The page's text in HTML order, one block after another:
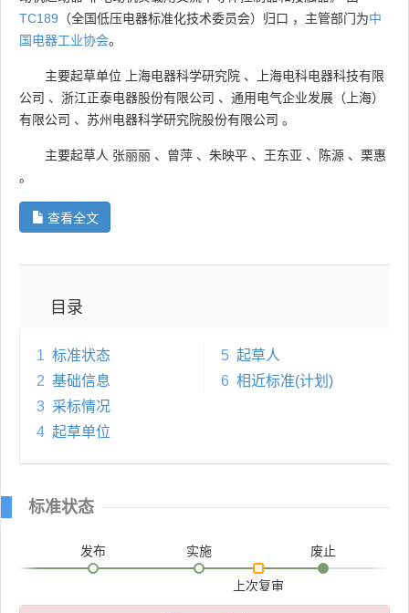
TC189 （全国低压电器标准化技术委员会）归口 ，主管部门为中
国电器工业协会。
主要起草单位 上海电器科学研究院 、
上海电科电器科技有限
公司 、 浙江正泰电器股份有限公司 、 通用电气企业发展（上海）
有限公司 、 苏州电器科学研究院股份有限公司 。
主要起草人 张丽丽 、 曾萍 、 朱映平 、 王东亚 、 陈源 、 栗惠
。
查看全文
目录
1 标准状态
2 基础信息
3 采标情况
4 起草单位
5 起草人
6 相近标准(计划)
标准状态
发布 实施
上次复审
废止